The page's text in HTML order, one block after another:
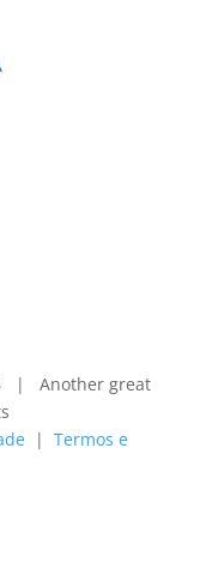
| Another great
| Termos e